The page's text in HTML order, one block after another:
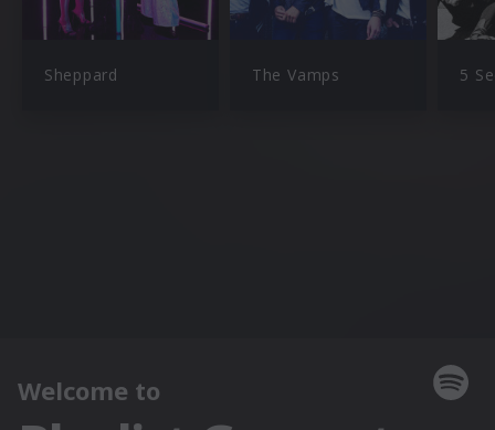
Sheppard The Vamps